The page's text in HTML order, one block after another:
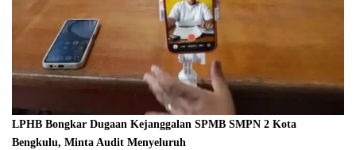
LPHB Bongkar Dugaan Kejanggalan SPMB SMPN 2 Kota
Bengkulu, Minta Audit Menyeluruh